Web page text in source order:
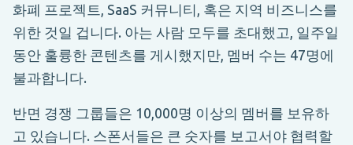
화폐 프로젝트, SaaS 커뮤니티, 혹은 지역 비즈니스를
위한 것일 겁니다. 아는 사람 모두를 초대했고, 일주일
동안 훌륭한 콘텐츠를 게시했지만, 멤버 수는 47명에
불과합니다.
반면 경쟁 그룹들은 10,000명 이상의 멤버를 보유하
고 있습니다. 스폰서들은 큰 숫자를 보고서야 협력할